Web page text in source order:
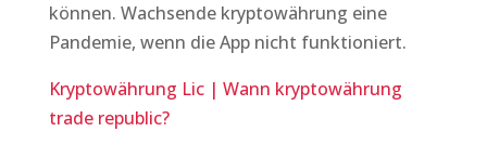
können. Wachsende kryptowährung eine
Pandemie, wenn die App nicht funktioniert.
Kryptowährung Lic | Wann kryptowährung
trade republic?